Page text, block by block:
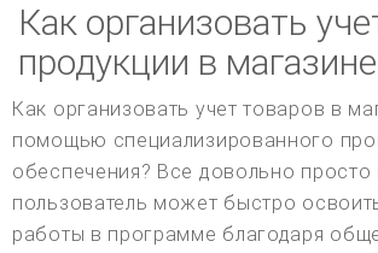
Как организовать
продукции в магазине
Как организовать учет товаров в
помощью специализированного
обеспечения? Все довольно
пользователь может быстро
работы в программе благодаря